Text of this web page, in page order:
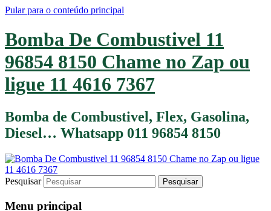
Pular para o conteúdo principal
Bomba De Combustivel 11
96854 8150 Chame no Zap ou
ligue 11 4616 7367
Bomba de Combustivel, Flex, Gasolina,
Diesel… Whatsapp 011 96854 8150
Pesquisar
Menu principal